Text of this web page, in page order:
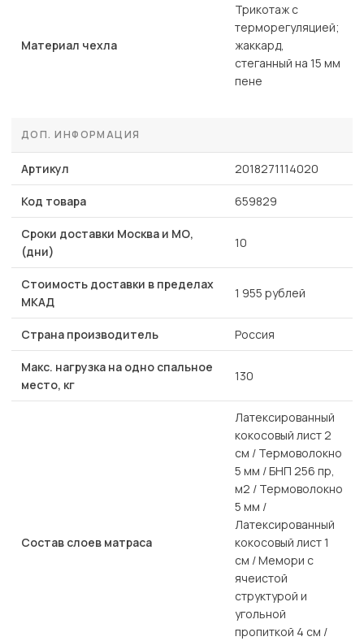
Материал чехла
Трикотаж с
терморегуляцией;
жаккард,
стеганный на 15 мм
пене
ДОП. ИНФОРМАЦИЯ
Артикул 2018271114020
Код товара 659829
Сроки доставки Москва и МО,
(дни)
10
Стоимость доставки в пределах
МКАД
1 955 рублей
Страна производитель Россия
Макс. нагрузка на одно спальное
место, кг
130
Состав слоев матраса
Латексированный
кокосовый лист 2
см / Термоволокно
5 мм / БНП 256 пр,
м2 / Термоволокно
5 мм /
Латексированный
кокосовый лист 1
см / Мемори с
ячеистой
структурой и
угольной
пропиткой 4 см /